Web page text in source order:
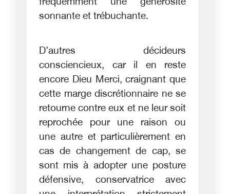
sonnante et trébuchante.
D’autres décideurs
consciencieux, car il en reste
encore Dieu Merci, craignant que
cette marge discrétionnaire ne se
retourne contre eux et ne leur soit
reprochée pour une raison ou
une autre et particulièrement en
cas de changement de cap, se
sont mis à adopter une posture
défensive, conservatrice avec